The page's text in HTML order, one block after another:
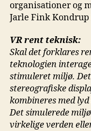
organisationer og
Jarle Fink Kondrup
VR rent teknisk:
Skal det forklares
teknologien
stimuleret miljø.
stereografiske
kombineres med
Det simulerede
virkelige verden